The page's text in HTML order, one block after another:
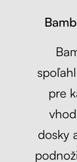
pre
dosky